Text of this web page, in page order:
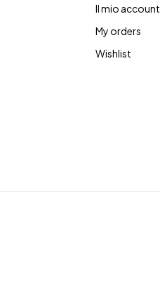
Il mio account
My orders
Wishlist